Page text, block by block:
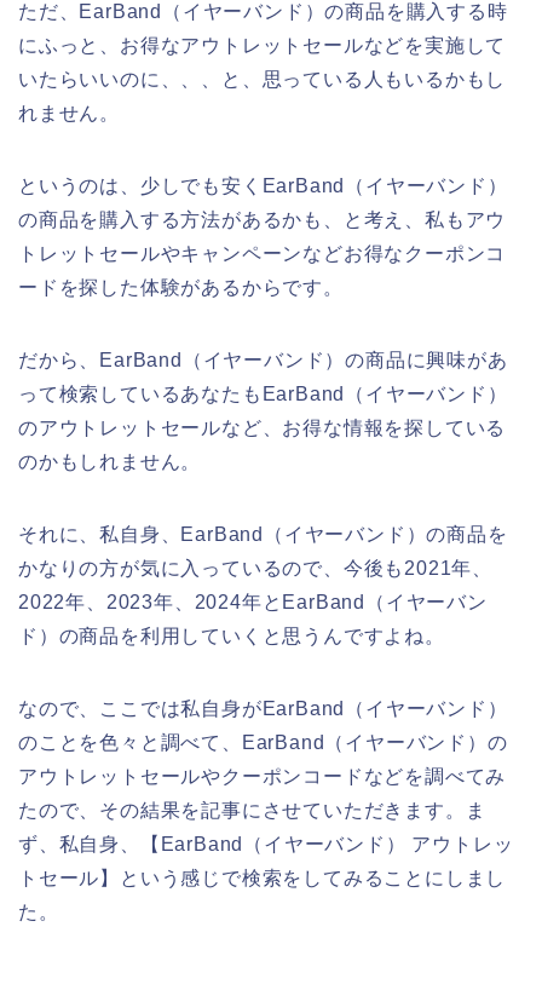
ただ、EarBand（イヤーバンド）の商品を購入する時
にふっと、お得なアウトレットセールなどを実施して
いたらいいのに、、、と、思っている人もいるかもし
れません。
というのは、少しでも安くEarBand（イヤーバンド）
の商品を購入する方法があるかも、と考え、私もアウ
トレットセールやキャンペーンなどお得なクーポンコ
ードを探した体験があるからです。
だから、EarBand（イヤーバンド）の商品に興味があ
って検索しているあなたもEarBand（イヤーバンド）
のアウトレットセールなど、お得な情報を探している
のかもしれません。
それに、私自身、EarBand（イヤーバンド）の商品を
かなりの方が気に入っているので、今後も2021年、
2022年、2023年、2024年とEarBand（イヤーバン
ド）の商品を利用していくと思うんですよね。
なので、ここでは私自身がEarBand（イヤーバンド）
のことを色々と調べて、EarBand（イヤーバンド）の
アウトレットセールやクーポンコードなどを調べてみ
たので、その結果を記事にさせていただきます。ま
ず、私自身、【EarBand（イヤーバンド） アウトレッ
トセール】という感じで検索をしてみることにしまし
た。